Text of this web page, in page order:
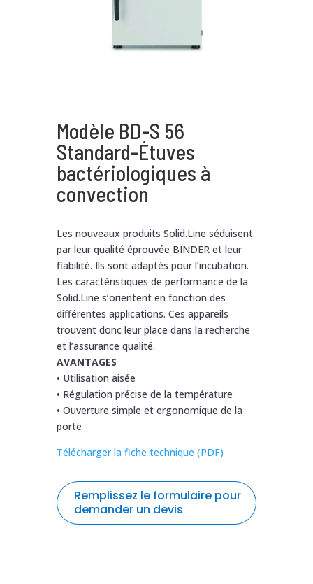
Modèle BD-S 56
Standard-Étuves
bactériologiques à
convection
Les nouveaux produits Solid.Line séduisent
par leur qualité éprouvée BINDER et leur
fiabilité. Ils sont adaptés pour l’incubation.
Les caractéristiques de performance de la
Solid.Line s’orientent en fonction des
différentes applications. Ces appareils
trouvent donc leur place dans la recherche
et l’assurance qualité.
AVANTAGES
• Utilisation aisée
• Régulation précise de la température
• Ouverture simple et ergonomique de la
porte
Télécharger la fiche technique (PDF)
Remplissez le formulaire pour
demander un devis